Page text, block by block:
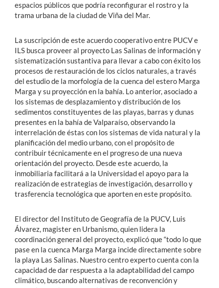
espacios públicos que podría reconfigurar el rostro y la
trama urbana de la ciudad de Viña del Mar.
La suscripción de este acuerdo cooperativo entre PUCV e
ILS busca proveer al proyecto Las Salinas de información y
sistematización sustantiva para llevar a cabo con éxito los
procesos de restauración de los ciclos naturales, a través
del estudio de la morfología de la cuenca del estero Marga
Marga y su proyección en la bahía. Lo anterior, asociado a
los sistemas de desplazamiento y distribución de los
sedimentos constituyentes de las playas, barras y dunas
presentes en la bahía de Valparaíso, observando la
interrelación de éstas con los sistemas de vida natural y la
planificación del medio urbano, con el propósito de
contribuir técnicamente en el progreso de una nueva
orientación del proyecto. Desde este acuerdo, la
inmobiliaria facilitará a la Universidad el apoyo para la
realización de estrategias de investigación, desarrollo y
trasferencia tecnológica que aporten en este propósito.
El director del Instituto de Geografía de la PUCV, Luis
Álvarez, magister en Urbanismo, quien lidera la
coordinación general del proyecto, explicó que “todo lo que
pase en la cuenca Marga Marga incide directamente sobre
la playa Las Salinas. Nuestro centro experto cuenta con la
capacidad de dar respuesta a la adaptabilidad del campo
climático, buscando alternativas de reconvención y